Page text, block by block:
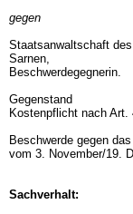
gegen
Staatsanwaltschaft
Sarnen,
Beschwerdegegnerin.
Gegenstand
Kostenpflicht nach Art.
Beschwerde gegen
vom 3. November/19.
Sachverhalt: